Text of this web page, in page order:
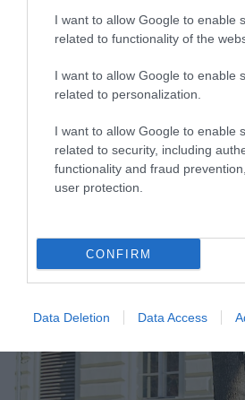
I want to allow Google to enable
related to functionality of the
I want to allow Google to enable
related to personalization.
I want to allow Google to enable
related to security, including
functionality and fraud
user protection.
CONFIRM
Data Deletion Data Access
agrárminisztérium